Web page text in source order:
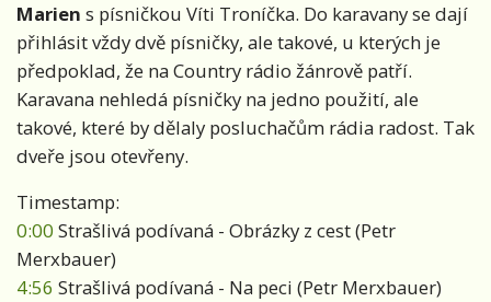
Marien s písničkou Víti Troníčka. Do karavany se dají
přihlásit vždy dvě písničky, ale takové, u kterých je
předpoklad, že na Country rádio žánrově patří.
Karavana nehledá písničky na jedno použití, ale
takové, které by dělaly posluchačům rádia radost. Tak
dveře jsou otevřeny.
Timestamp:
0:00 Strašlivá podívaná - Obrázky z cest (Petr
Merxbauer)
4:56 Strašlivá podívaná - Na peci (Petr Merxbauer)